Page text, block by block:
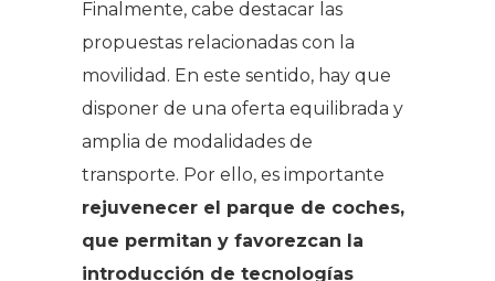
Finalmente, cabe destacar las
propuestas relacionadas con la
movilidad. En este sentido, hay que
disponer de una oferta equilibrada y
amplia de modalidades de
transporte. Por ello, es importante
rejuvenecer el parque de coches,
que permitan y favorezcan la
introducción de tecnologías